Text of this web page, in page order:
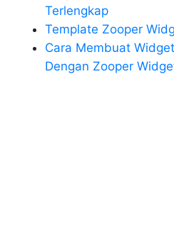
Terlengkap
Template Zooper
Cara Membuat
Dengan Zooper